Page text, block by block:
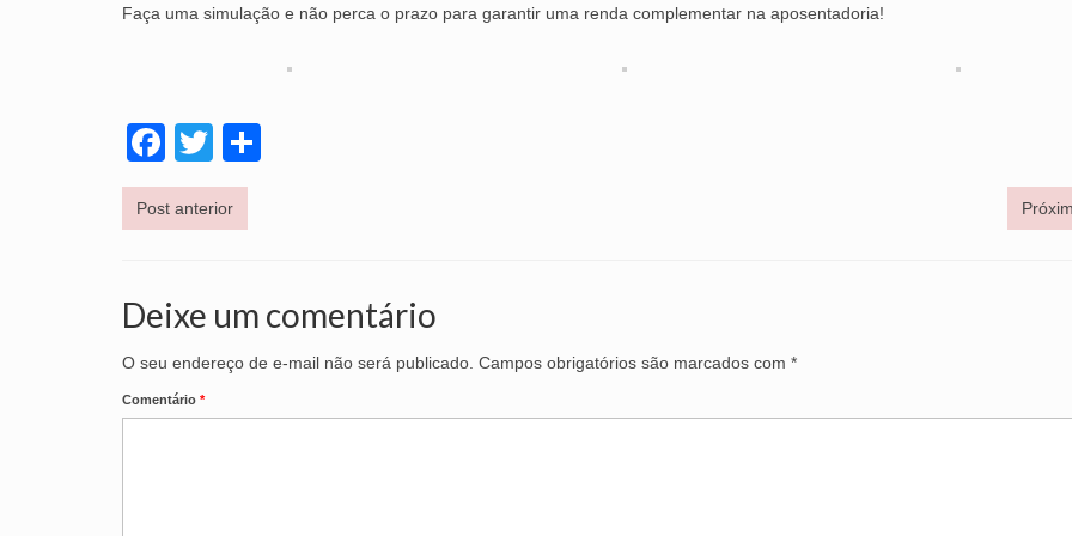
Faça uma simulação e não perca o prazo para garantir uma renda complementar na aposentadoria!
Facebook
Twitter
Post anterior
Deixe um comentário
O seu endereço de e-mail não será publicado. Campos obrigatórios são marcados com *
Comentário *